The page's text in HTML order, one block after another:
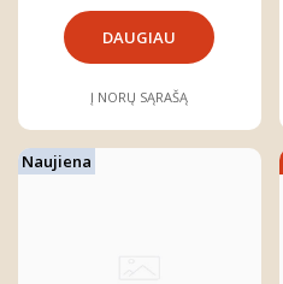
DAUGIAU
Į NORŲ SĄRAŠĄ
Naujiena